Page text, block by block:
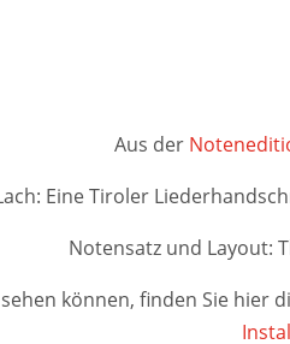
Aus der
Eine Tiroler
Notensatz und Layout:
können, finden Sie hier